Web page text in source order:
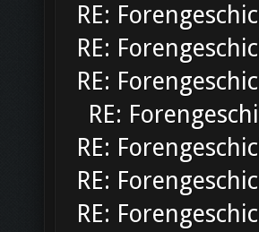
RE:
RE:
RE:
RE:
RE:
RE:
RE: